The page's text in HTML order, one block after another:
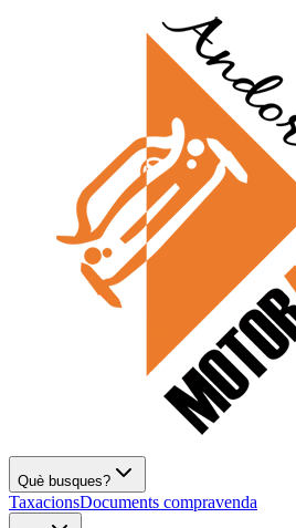
Què busques?
TaxacionsDocuments compravenda